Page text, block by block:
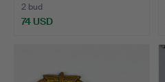
2 bud
74 USD